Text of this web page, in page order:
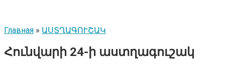
Главная » ԱՍՏՂԱԳՈՒՇԱԿ
Հունվարի 24-ի աստղագուշակ